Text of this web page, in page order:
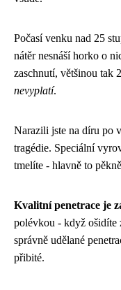
Počasí venku nad 25
nátěr nesnáší horko o
zaschnutí, většinou tak
nevyplatí.
Narazili jste na díru po
tragédie. Speciální
tmelíte - hlavně to
Kvalitní penetrace je
polévkou - když ošidíte
správně udělané
přibité.